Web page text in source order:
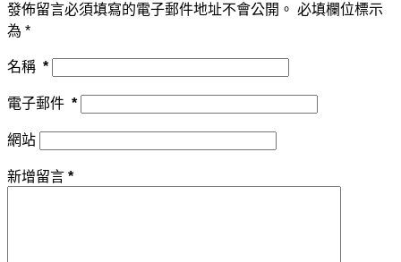
發佈留言必須填寫的電子郵件地址不會公開。 必填欄位標示
為 *
名稱 *
電子郵件 *
網站
新增留言 *